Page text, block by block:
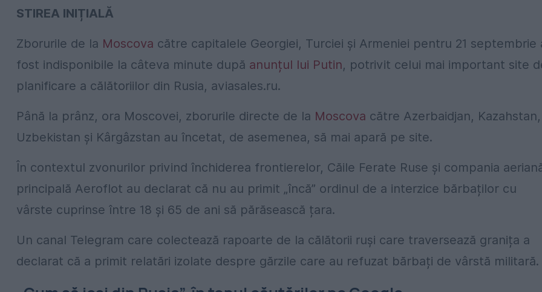
STIREA INIȚIALĂ
Zborurile de la Moscova către capitalele Georgiei, Turciei și Armeniei pentru 21 septembrie
fost indisponibile la câteva minute după anunțul lui Putin, potrivit celui mai important site
planificare a călătoriilor din Rusia, aviasales.ru.
Până la prânz, ora Moscovei, zborurile directe de la Moscova către Azerbaidjan, Kazahstan,
Uzbekistan și Kârgâzstan au încetat, de asemenea, să mai apară pe site.
În contextul zvonurilor privind închiderea frontierelor, Căile Ferate Ruse și compania
principală Aeroflot au declarat că nu au primit „încă” ordinul de a interzice bărbaților cu
vârste cuprinse între 18 și 65 de ani să părăsească țara.
Un canal Telegram care colectează rapoarte de la călătorii ruși care traversează granița a
declarat că a primit relatări izolate despre gărzile care au refuzat bărbați de vârstă militară.